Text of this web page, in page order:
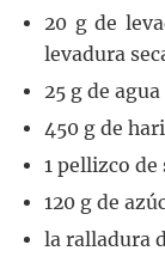
20 g de
levadura
25 g de
450 g de
1 pellizco de
120 g de
la ralladura